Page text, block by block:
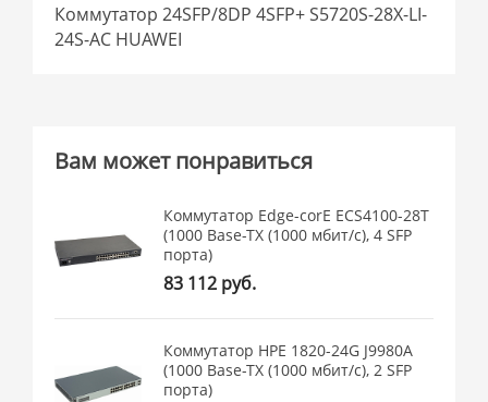
Коммутатор 24SFP/8DP 4SFP+ S5720S-28X-LI-
24S-AC HUAWEI
Вам может понравиться
Коммутатор Edge-corE ECS4100-28T
(1000 Base-TX (1000 мбит/с), 4 SFP
порта)
83 112 руб.
Коммутатор HPE 1820-24G J9980A
(1000 Base-TX (1000 мбит/с), 2 SFP
порта)